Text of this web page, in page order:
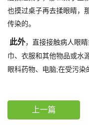
也摸过桌子再去揉眼睛，
传染的。
此外，直接接触病人眼
巾、衣服和其他物品或水
眼科药物、电脑;在受污染
上一篇